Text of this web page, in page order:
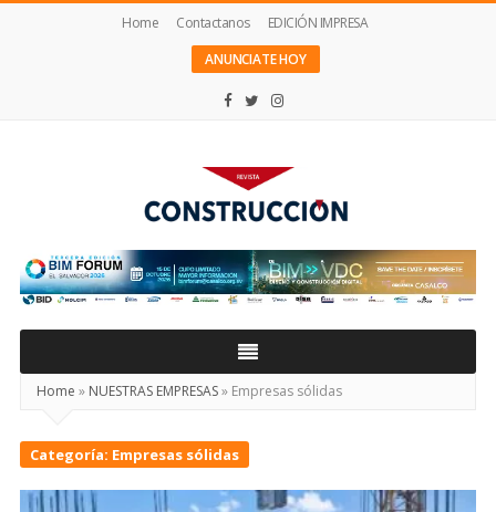
Home Contactanos
EDICIÓN IMPRESA
ANUNCIATE HOY
Construcción
Home » NUESTRAS EMPRESAS» Empresas sólidas
Categoría: Empresas sólidas